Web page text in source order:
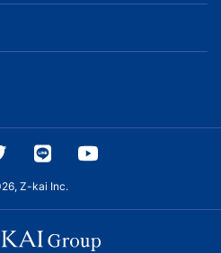
Z-kai Inc.